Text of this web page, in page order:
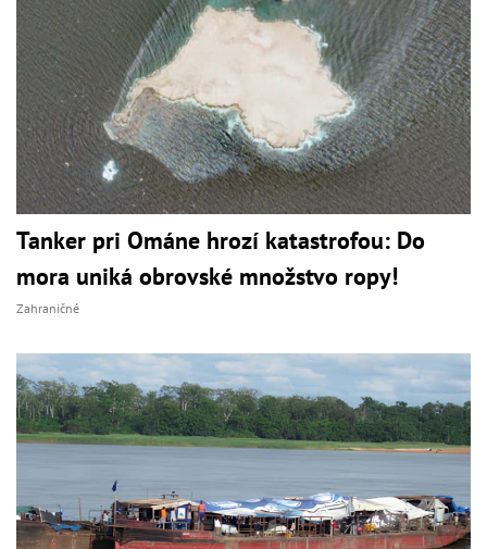
Tanker pri Ománe hrozí katastrofou: Do
mora uniká obrovské množstvo ropy!
Zahraničné